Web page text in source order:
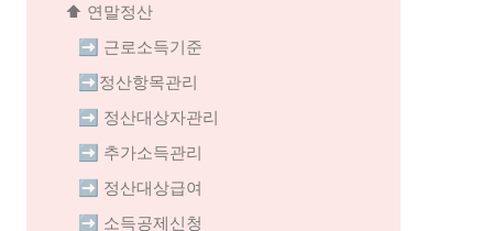
⬆️ 연말정산
➡️ 근로소득기준
➡️정산항목관리
➡️ 정산대상자관리
➡️ 추가소득관리
➡️ 정산대상급여
➡️ 소득공제신청